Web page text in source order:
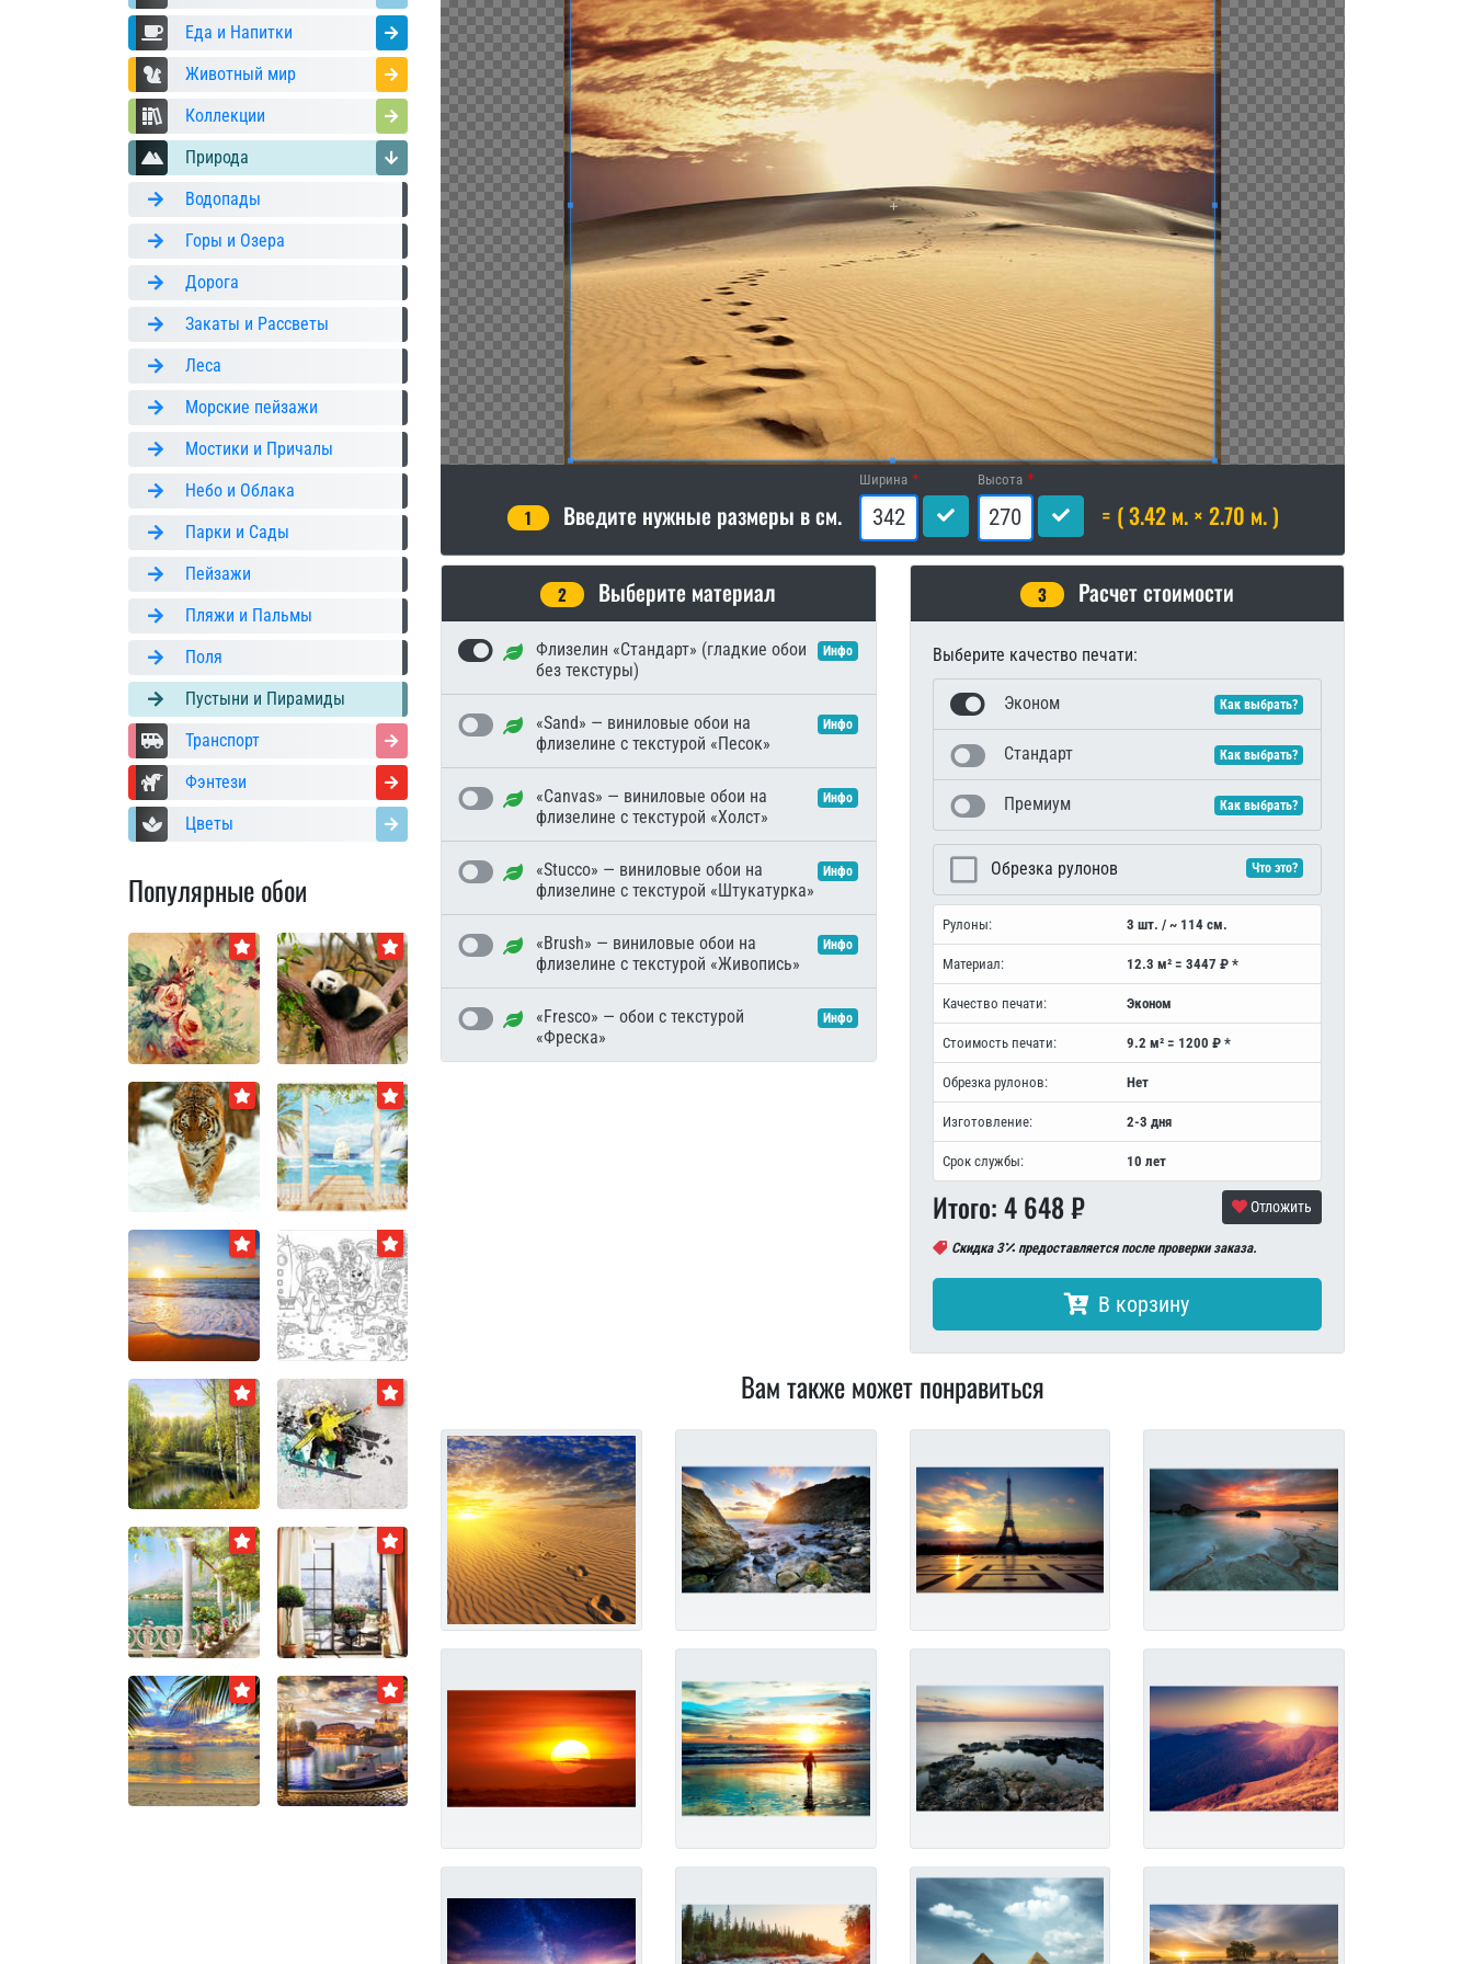
Еда и Напитки
Животный мир
Коллекции
Природа
Водопады
Горы и Озера
Дорога
Закаты и Рассветы
Леса
Морские пейзажи
Мостики и Причалы
Небо и Облака
Парки и Сады
Пейзажи
Пляжи и Пальмы
Поля
Пустыни и Пирамиды
Транспорт
Фэнтези
Цветы
Популярные обои
1 Введите нужные размеры в см.
Ширина Высота
= ( 3.42 м. × 2.70 м. )
2 Выберите материал
Флизелин «Стандарт» (гладкие обои
без текстуры)
Инфо
«Sand» — виниловые обои на
флизелине с текстурой «Песок»
Инфо
«Canvas» — виниловые обои на
флизелине с текстурой «Холст»
Инфо
«Stucco» — виниловые обои на
флизелине с текстурой «Штукатурка»
Инфо
«Brush» — виниловые обои на
флизелине с текстурой «Живопись»
Инфо
«Fresco» — обои с текстурой
«Фреска»
Инфо
3 Расчет стоимости
Выберите качество печати:
Эконом Как выбрать?
Стандарт Как выбрать?
Премиум Как выбрать?
Обрезка рулонов Что это?
Рулоны: 3 шт. / ~ 114 см.
Материал: 12.3 м² = 3447 ₽ *
Качество печати: Эконом
Стоимость печати: 9.2 м² = 1200 ₽ *
Обрезка рулонов: Нет
Изготовление: 2-3 дня
Срок службы: 10 лет
Итого:4 648₽ Отложить
Скидка 3 предоставляется после проверки заказа.
В корзину
Вам также может понравиться